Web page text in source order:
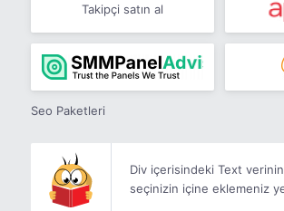
Takipçi satın al
Seo Paketleri
Div içerisindeki Text verinin
seçinizin içine eklemeniz